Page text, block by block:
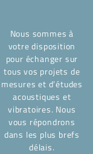
Nous sommes à
votre disposition
pour échanger sur
tous vos projets de
mesures et d’études
acoustiques et
vibratoires. Nous
vous répondrons
dans les plus brefs
délais.